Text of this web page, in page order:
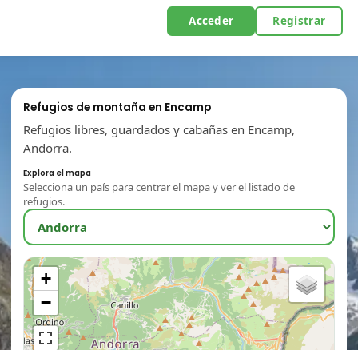
Acceder Registrar
Refugios de montaña en Encamp
Refugios libres, guardados y cabañas en Encamp,
Andorra.
Explora el mapa
Selecciona un país para centrar el mapa y ver el listado de
refugios.
+
−